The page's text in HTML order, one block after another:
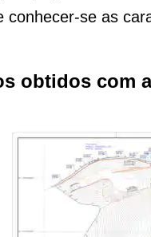
conhecer-se as
obtidos com